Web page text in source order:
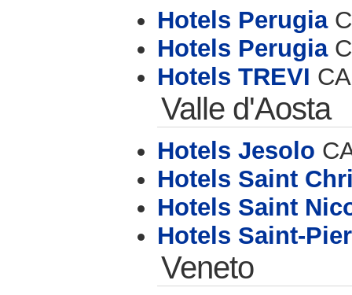
Hotels Perugia
Hotels Perugia
Hotels TREVI
Valle d'Aosta
Hotels Jesolo
Hotels Saint
Hotels Saint
Hotels Saint-
Veneto